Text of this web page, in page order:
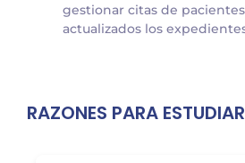
gestionar citas de
actualizados los
RAZONES PARA